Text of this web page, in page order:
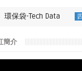
四色可擦筆 四色可
簡介